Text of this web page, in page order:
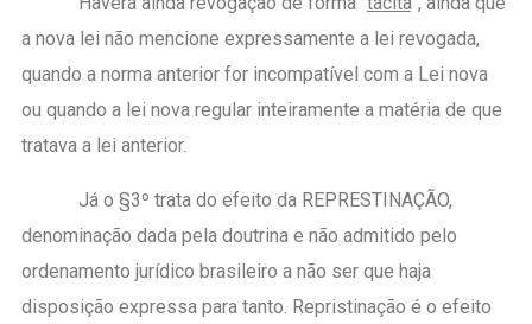
a nova lei não mencione expressamente a lei revogada,
quando a norma anterior for incompatível com a Lei nova
ou quando a lei nova regular inteiramente a matéria de que
tratava a lei anterior.
Já o §3º trata do efeito da REPRESTINAÇÃO,
denominação dada pela doutrina e não admitido pelo
ordenamento jurídico brasileiro a não ser que haja
disposição expressa para tanto. Repristinação é o efeito